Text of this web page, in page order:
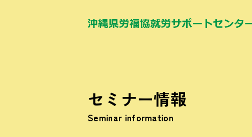
セミナー情報
Seminar information